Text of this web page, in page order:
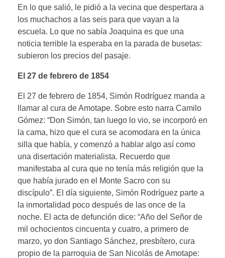
En lo que salió, le pidió a la vecina que despertara a
los muchachos a las seis para que vayan a la
escuela. Lo que no sabía Joaquina es que una
noticia terrible la esperaba en la parada de busetas:
subieron los precios del pasaje.
El 27 de febrero de 1854
El 27 de febrero de 1854, Simón Rodríguez manda a
llamar al cura de Amotape. Sobre esto narra Camilo
Gómez: “Don Simón, tan luego lo vio, se incorporó en
la cama, hizo que el cura se acomodara en la única
silla que había, y comenzó a hablar algo así como
una disertación materialista. Recuerdo que
manifestaba al cura que no tenía más religión que la
que había jurado en el Monte Sacro con su
discípulo”. El día siguiente, Simón Rodríguez parte a
la inmortalidad poco después de las once de la
noche. El acta de defunción dice: “Año del Señor de
mil ochocientos cincuenta y cuatro, a primero de
marzo, yo don Santiago Sánchez, presbítero, cura
propio de la parroquia de San Nicolás de Amotape: